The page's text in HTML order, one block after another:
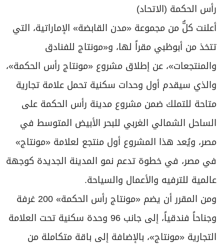
رأس الحكمة (الاتحاد)
أعلنت كلٌّ من مجموعة «مدن القابضة» الإماراتية، التي
تتخذ من أبوظبي مقراً لها، و«مونتاج للفنادق
والمنتجعات»، عن إطلاق مشروع «مونتاج رأس الحكمة»،
والذي سيقدم أول وحدات سكنية تحمل علامة تجارية
متاحة للتملك ضمن مشروع مدينة رأس الحكمة على
الساحل الشمالي الغربي للبحر الأبيض المتوسط في
مصر، ويُعد هذا المشروع أول منتجع لعلامة «مونتاج»
في مصر، في خطوة تدعم نمو المدينة الجديدة كوجهة
عالمية للترفيه والأعمال والسياحة.
ومن المقرر أن يضم «مونتاج رأس الحكمة» 200 غرفة
وجناحاً فندقياً، إلى جانب 96 وحدة سكنية تحت العلامة
التجارية «مونتاج»، بالإضافة إلى باقة متكاملة من